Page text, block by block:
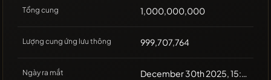
Tổng cung 1,000,000,000
Lượng cung ứng lưu thông 999,707,764
Ngày ra mắt December 30th 2025, 15:05